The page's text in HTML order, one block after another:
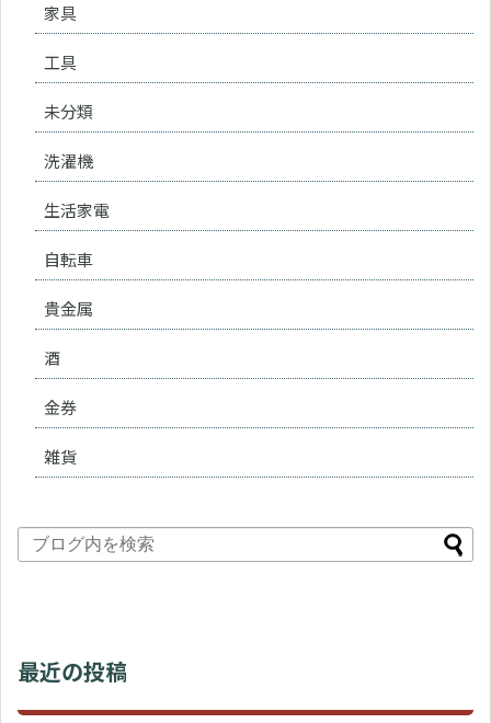
家具
工具
未分類
洗濯機
生活家電
自転車
貴金属
酒
金券
雑貨
最近の投稿